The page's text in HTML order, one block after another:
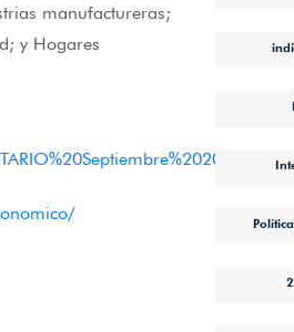
manufactureras;
y Hogares